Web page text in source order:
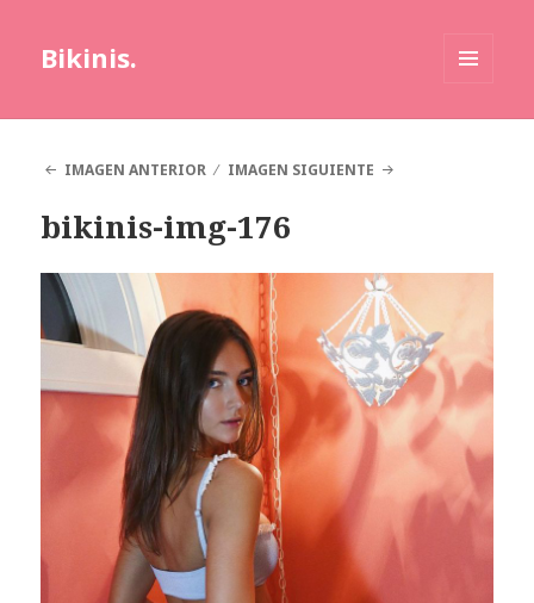
Bikinis.
IMAGEN ANTERIOR
IMAGEN SIGUIENTE
bikinis-img-176